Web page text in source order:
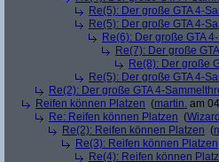
Re(5): Der große GTA 4-
Re(5): Der große GTA 4-
Re(6): Der große GTA
Re(7): Der große
Re(8): Der große
Re(5): Der große GTA 4-
Re(2): Der große GTA 4-
Reifen können Platzen (martin. am
Re: Reifen können Platzen (
Re(2): Reifen können Platzen (
Re(3): Reifen können Platzen
Re(4): Reifen können